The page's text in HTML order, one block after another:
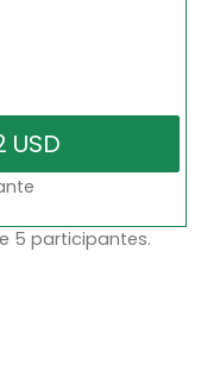
5 participantes.